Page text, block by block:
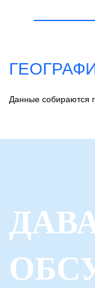
Данные собираются